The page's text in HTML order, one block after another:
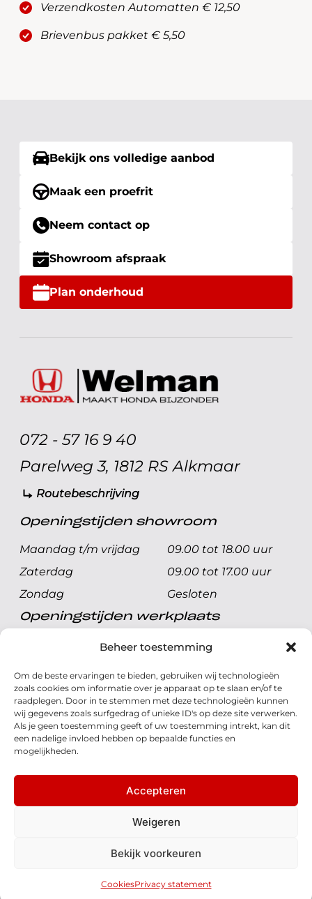
Beheer toestemming
Om de beste ervaringen te bieden, gebruiken wij technologieën
zoals cookies om informatie over je apparaat op te slaan en/of te
raadplegen. Door in te stemmen met deze technologieën kunnen
wij gegevens zoals surfgedrag of unieke ID's op deze site verwerken.
Als je geen toestemming geeft of uw toestemming intrekt, kan dit
een nadelige invloed hebben op bepaalde functies en
mogelijkheden.
Accepteren
Weigeren
Bekijk voorkeuren
CookiesPrivacy statement
Verzendkosten Automatten € 12,50
Brievenbus pakket € 5,50
Bekijk ons volledige aanbod
Maak een proefrit
Neem contact op
Showroom afspraak
Plan onderhoud
072 - 57 16 9 40
Parelweg 3, 1812 RS Alkmaar
Routebeschrijving
Openingstijden showroom
Maandag t/m vrijdag
09.00 tot 18.00 uur
Zaterdag
09.00 tot 17.00 uur
Zondag
Gesloten
Openingstijden werkplaats
Maandag t/m vrijdag
08.00 tot 17.00 uur
Zondag
Gesloten
Volg ons
© 2026 - Honda Welman
Algemene voorwaarden
Realisatie: QStylez